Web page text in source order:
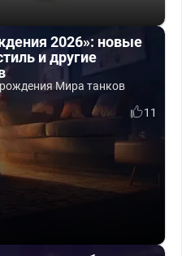
2026»: новые
и другие
Мира танков
11